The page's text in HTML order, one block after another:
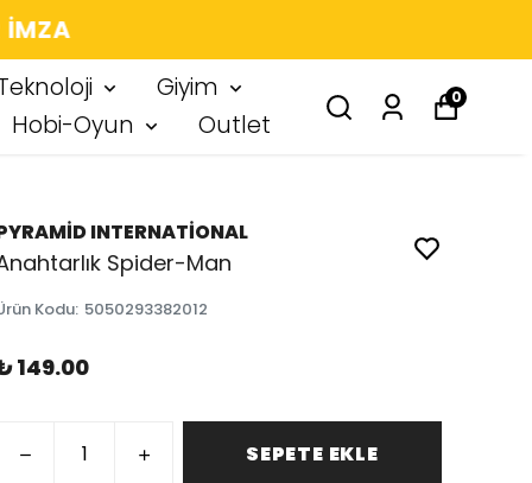
Giyim
Hobi-Oyun Outlet
0
INTERNATİONAL
Spider-Man
Kodu: 5050293382012
149.00
SEPETE EKLE